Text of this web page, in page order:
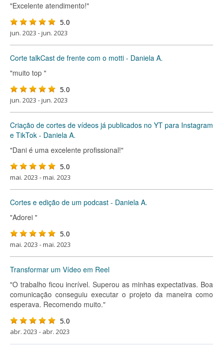
"Excelente atendimento!"
5.0
jun. 2023 - jun. 2023
Corte talkCast de frente com o motti - Daniela A.
"muito top "
5.0
jun. 2023 - jun. 2023
Criação de cortes de vídeos já publicados no YT para Instagram
e TikTok - Daniela A.
"Dani é uma excelente profissional!"
5.0
mai. 2023 - mai. 2023
Cortes e edição de um podcast - Daniela A.
"Adorei "
5.0
mai. 2023 - mai. 2023
Transformar um Vídeo em Reel
"O trabalho ficou incrível. Superou as minhas expectativas. Boa
comunicação conseguiu executar o projeto da maneira como
esperava. Recomendo muito."
5.0
abr. 2023 - abr. 2023